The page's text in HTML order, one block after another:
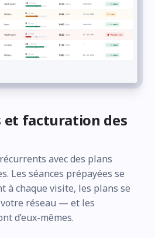
et facturation des
avec des plans
Les séances prépayées se
à chaque visite, les plans se
réseau — et les
d’eux-mêmes.